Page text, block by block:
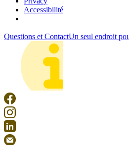
Accessibilité
Questions et ContactUn seul endroit